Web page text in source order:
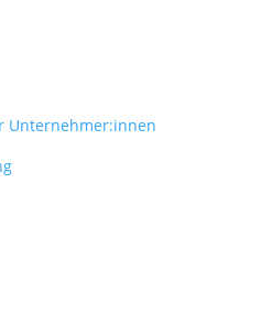
Unternehmer:innen